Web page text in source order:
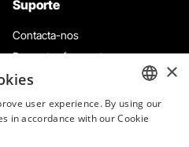
Suporte
Contacta-nos
Perguntas frequentes
Termos e Condições
Política de privacidade e cookies
Trabalha connosco
ENGLISH
×
user experience. By using our
in accordance with our Cookie